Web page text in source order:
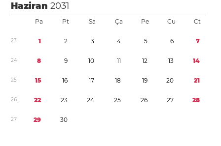
Haziran2031
Pa Pt Sa Ça Pe Cu Ct
23 1 2 3 4 5 6 7
24 8 9 10 11 12 13 14
25 15 16 17 18 19 20 21
26 22 23 24 25 26 27 28
27 29 30